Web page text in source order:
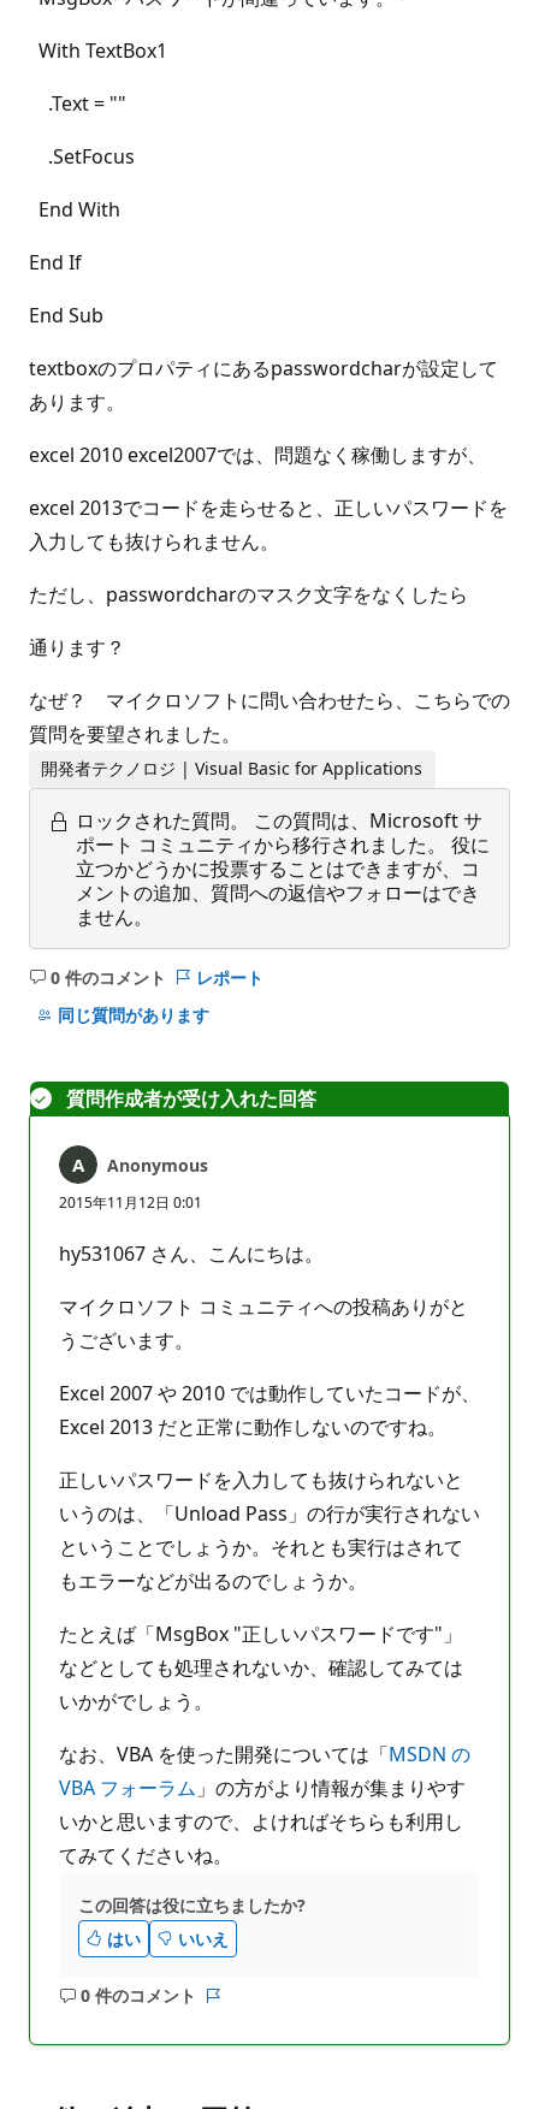
With TextBox1
.Text = ""
.SetFocus
End With
End If
End Sub
textboxのプロパティにあるpasswordcharが設定して
あります。
excel 2010 excel2007では、問題なく稼働しますが、
excel 2013でコードを走らせると、正しいパスワードを
入力しても抜けられません。
ただし、passwordcharのマスク文字をなくしたら
通ります？
なぜ？ マイクロソフトに問い合わせたら、こちらでの
質問を要望されました。
開発者テクノロジ | Visual Basic for Applications
ロックされた質問。
この質問は、Microsoft サ
ポート コミュニティから移行されました。 役に
立つかどうかに投票することはできますが、コ
メントの追加、質問への返信やフォローはでき
ません。
0 件のコメント
コ
メ
は
あ
ま
ん
レポート
同じ質問があります
質問作成者が受け入れた回答
Anonymous
2015年11月12日 0:01
hy531067 さん、こんにちは。
マイクロソフト コミュニティへの投稿ありがと
うございます。
Excel 2007 や 2010 では動作していたコードが、
Excel 2013 だと正常に動作しないのですね。
正しいパスワードを入力しても抜けられないと
いうのは、「Unload Pass」の行が実行されない
ということでしょうか。それとも実行はされて
もエラーなどが出るのでしょうか。
たとえば「MsgBox "正しいパスワードです"」
などとしても処理されないか、確認してみては
いかがでしょう。
なお、VBA を使った開発については「MSDN の
VBA フォーラム 」の方がより情報が集まりやす
いかと思いますので、よければそちらも利用し
てみてくださいね。
この回答は役に立ちましたか?
はい
いいえ
0 件のコメント
コ